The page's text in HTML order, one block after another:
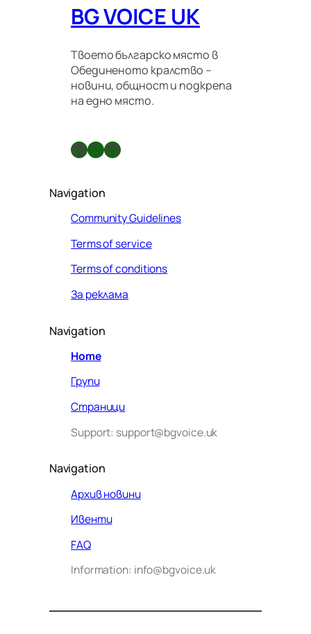
BG VOICE UK
Твоето българско място в
Обединеното кралство –
новини, общност и подкрепа
на едно място.
Facebook X GitHub
Navigation
Community Guidelines
Terms of service
Terms of conditions
За реклама
Navigation
Home
Групи
Страници
Support: support@bgvoice.uk
Navigation
Архив новини
Ивенти
FAQ
Information: info@bgvoice.uk
VOICE UK. С какво мога да